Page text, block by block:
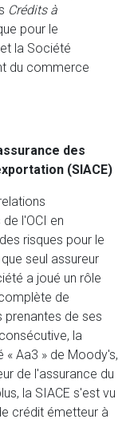
Crédits à
pour le
la Société
du commerce
des
(SIACE)
l'OCI en
risques pour le
seul assureur
a joué un rôle
de
prenantes de ses
la
« Aa3 » de Moody's,
de l'assurance du
la SIACE s'est vu
crédit émetteur à